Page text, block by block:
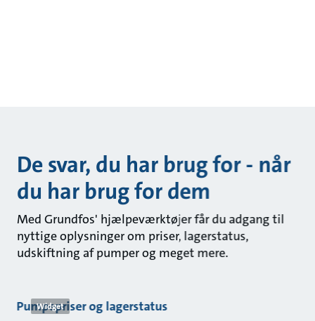
De svar, du har brug for - når
du har brug for dem
Med Grundfos' hjælpeværktøjer får du adgang til
nyttige oplysninger om priser, lagerstatus,
udskiftning af pumper og meget mere.
Widget
Pumpepriser og lagerstatus